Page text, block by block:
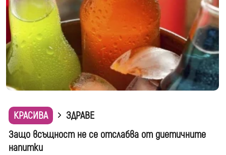
КРАСИВА
ЗДРАВЕ
Защо всъщност не се отслабва от диетичните
напитки